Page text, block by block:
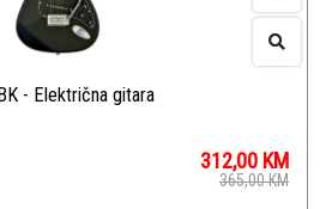
- Električna gitara
312,00 KM
365,00KM